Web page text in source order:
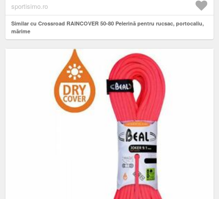
sportisimo.ro
Similar cu Crossroad RAINCOVER 50-80 Pelerină pentru rucsac, portocaliu,
mărime